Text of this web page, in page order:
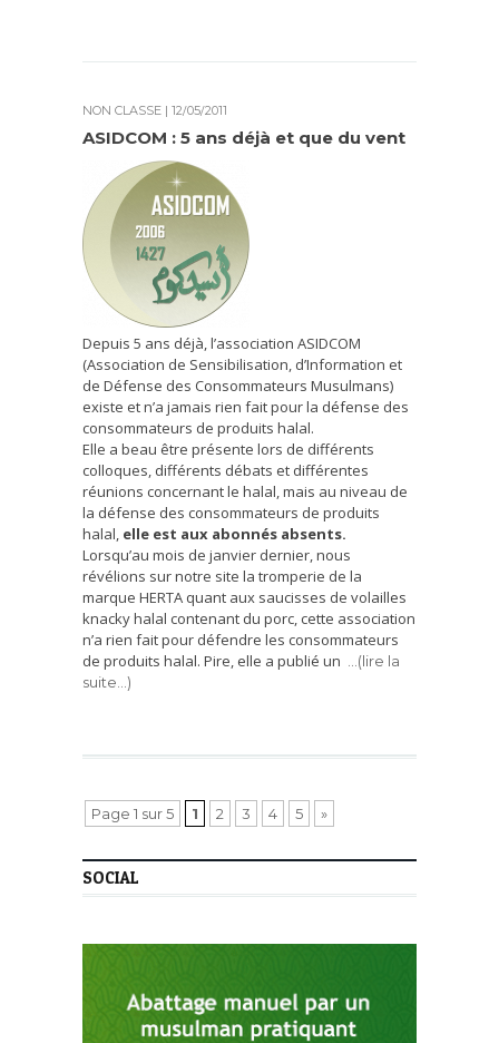
NON CLASSÉ | 12/05/2011
ASIDCOM : 5 ans déjà et que du vent
Depuis 5 ans déjà, l’association ASIDCOM
(Association de Sensibilisation, d’Information et
de Défense des Consommateurs Musulmans)
existe et n’a jamais rien fait pour la défense des
consommateurs de produits halal.
Elle a beau être présente lors de différents
colloques, différents débats et différentes
réunions concernant le halal, mais au niveau de
la défense des consommateurs de produits
halal, elle est aux abonnés absents.
Lorsqu’au mois de janvier dernier, nous
révélions sur notre site la tromperie de la
marque HERTA quant aux saucisses de volailles
knacky halal contenant du porc, cette association
n’a rien fait pour défendre les consommateurs
de produits halal. Pire, elle a publié un
…(lire la
suite…)
Page 1 sur 5 1 2 3 4 5 »
SOCIAL